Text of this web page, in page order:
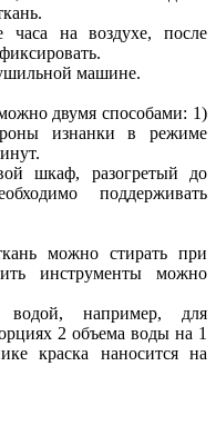
часа на воздухе, после
машине.
двумя способами: 1)
изнанки в режиме
шкаф, разогретый до
поддерживать
можно стирать при
инструменты можно
водой, например, для
2 объема воды на 1
краска наносится на